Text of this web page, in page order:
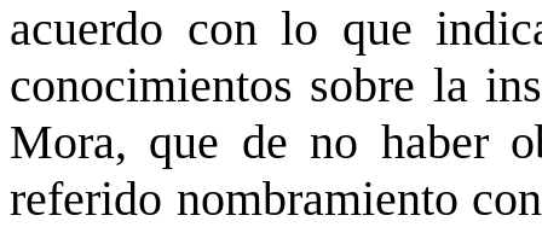
acuerdo con lo que
conocimientos sobre la
Mora, que de no haber
referido nombramiento